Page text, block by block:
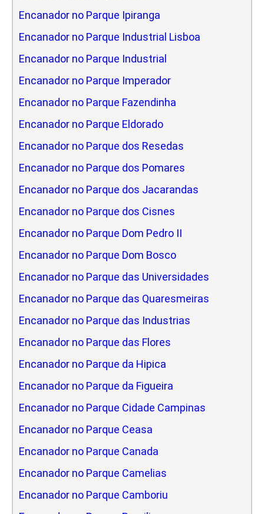
Encanador no Parque Ipiranga
Encanador no Parque Industrial Lisboa
Encanador no Parque Industrial
Encanador no Parque Imperador
Encanador no Parque Fazendinha
Encanador no Parque Eldorado
Encanador no Parque dos Resedas
Encanador no Parque dos Pomares
Encanador no Parque dos Jacarandas
Encanador no Parque dos Cisnes
Encanador no Parque Dom Pedro II
Encanador no Parque Dom Bosco
Encanador no Parque das Universidades
Encanador no Parque das Quaresmeiras
Encanador no Parque das Industrias
Encanador no Parque das Flores
Encanador no Parque da Hipica
Encanador no Parque da Figueira
Encanador no Parque Cidade Campinas
Encanador no Parque Ceasa
Encanador no Parque Canada
Encanador no Parque Camelias
Encanador no Parque Camboriu